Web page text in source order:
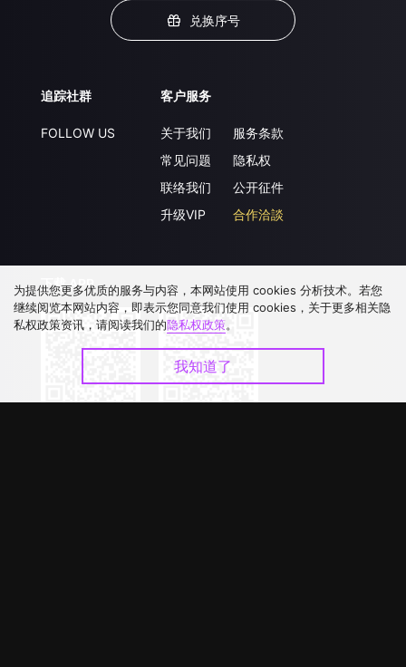
兑换序号
追踪社群
FOLLOW US
客户服务
关于我们
常见问题
联络我们
升级VIP
服务条款
隐私权
公开征件
合作洽談
下载 APP
为提供您更多优质的服务与内容，本网站使用 cookies 分析技术。若您
继续阅览本网站内容，即表示您同意我们使用 cookies，关于更多相关隐
私权政策资讯，请阅读我们的隐私权政策。
我知道了